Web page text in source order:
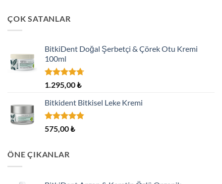
ÇOK SATANLAR
BitkiDent Doğal Şerbetçi & Çörek Otu Kremi
100ml
5
üzerinden
4.70 oy
aldı
1.295,00₺
Bitkident Bitkisel Leke Kremi
5 üzerinden
4.82oy
575,00₺
ÖNE ÇIKANLAR